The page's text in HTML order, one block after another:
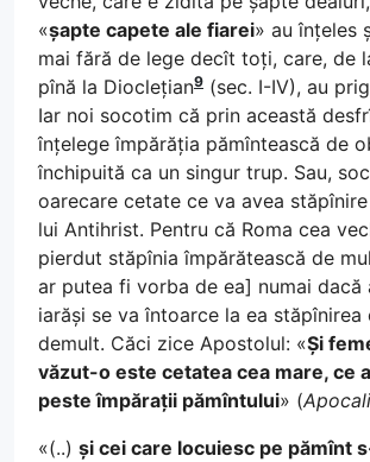
«șapte capete ale fiarei» au înțeles
mai fără de lege decît toți, care, de
pînă la Dioclețian9 (sec. I-IV), au
Iar noi socotim că prin această
înțelege împărăția pămîntească de
închipuită ca un singur trup. Sau,
oarecare cetate ce va avea
lui Antihrist. Pentru că Roma cea
pierdut stăpînia împărătească de
ar putea fi vorba de ea] numai dacă
iarăși se va întoarce la ea stăpînirea
demult. Căci zice Apostolul: «Și
văzut-o este cetatea cea mare, ce
peste împărații pămîntului» (
«(..) și cei care locuiesc pe pămînt